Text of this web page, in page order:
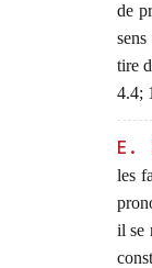
de
tire
4.4;
E.
les
il se